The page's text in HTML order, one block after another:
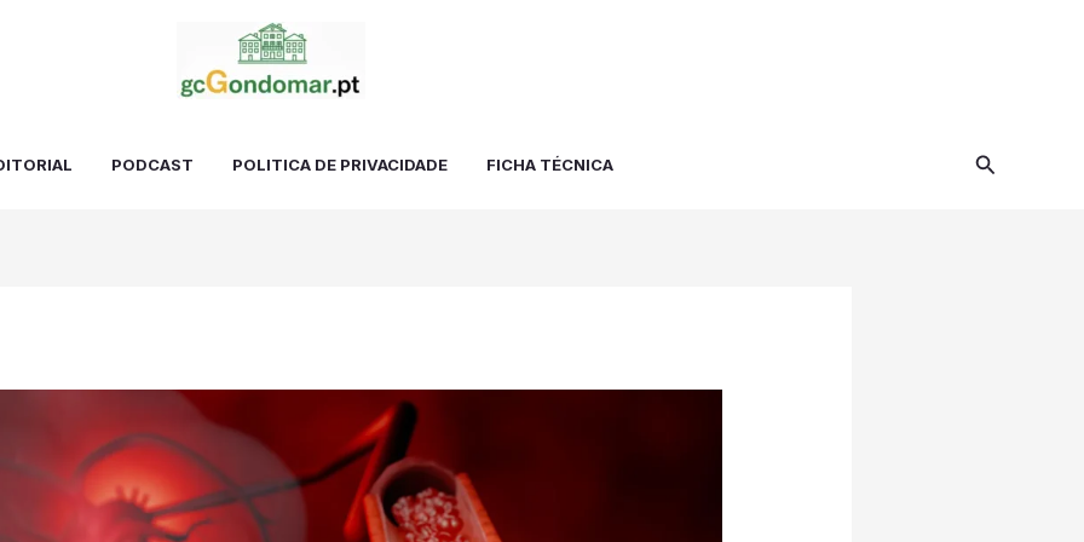
PODCAST POLITICA DE PRIVACIDADE FICHA TÉCNICA Search